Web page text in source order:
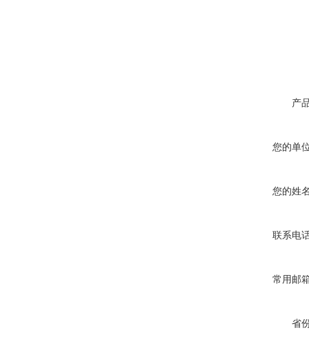
产
您的单
您的姓
联系电
常用邮
省